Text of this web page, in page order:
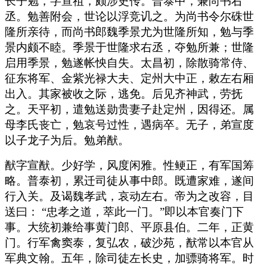
丞。勉善附会，世论以浮竞讥之。为尚书令尔硃世
隆所亲待，而尚书郎魏季景尤为世隆所知，勉与季
景内颇不睦。季景于世隆求右丞，夺勉所兼；世隆
启用季景，勉遂帐怏自失。太昌初，除散骑常侍、
征东将军、金紫光禄大夫、定州大中正，敕左右厢
出入。其家被收之际，逃免。后见齐神武，劳抚
之。天平初，遣勉送勋贵妻子赴定州，因得还。属
母李氏丧亡，勉哀号过性，遇病卒。无子，弟宣度
以子龙子为后。勉弟猷。
猷字宣猷。少好学，风度闲雅。性鲠正，有军国筹
略。普泰初，累迁司徒从事中郎。既遭家难，遂间
行入关。及谒魏孝武，哀动左右。帝为之改容，目
送曰： “忠孝之道，萃此一门。”即以本官奏门下
事。大统初兼给事黄门郎、平原县伯。二年，正黄
门。行军禽窦泰，复弘农，破沙苑，猷常以本官从
军典文翰。五年，除司徒左长史，加骠骑将军。时